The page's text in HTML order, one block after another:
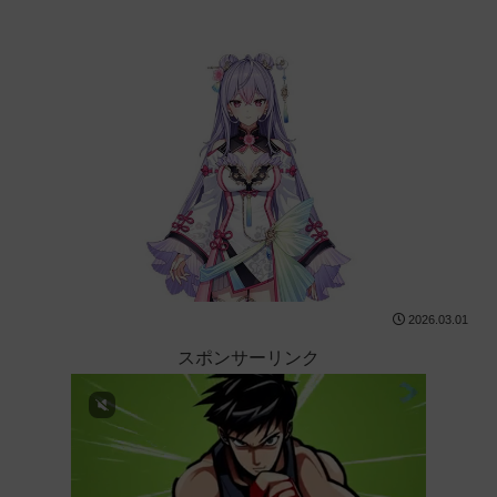
2026.03.01
スポンサーリンク